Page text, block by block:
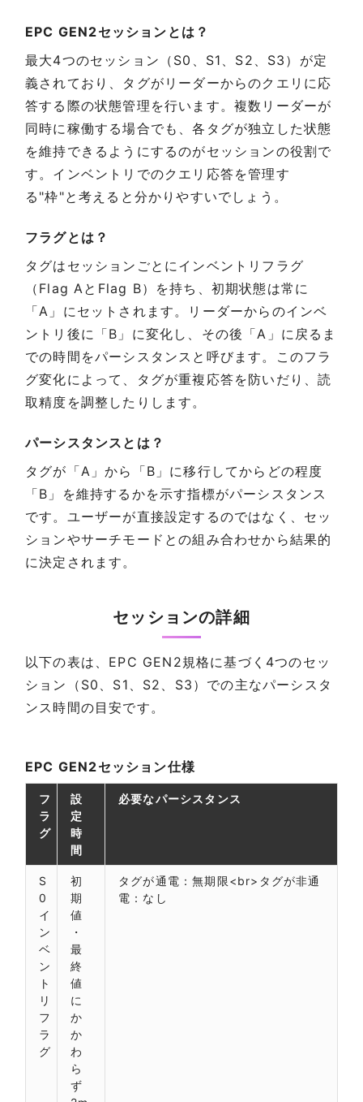
EPC GEN2セッションとは？
最大4つのセッション（S0、S1、S2、S3）が定
義されており、タグがリーダーからのクエリに応
答する際の状態管理を行います。複数リーダーが
同時に稼働する場合でも、各タグが独立した状態
を維持できるようにするのがセッションの役割で
す。インベントリでのクエリ応答を管理す
る"枠"と考えると分かりやすいでしょう。
フラグとは？
タグはセッションごとにインベントリフラグ
（Flag AとFlag B）を持ち、初期状態は常に
「A」にセットされます。リーダーからのインベ
ントリ後に「B」に変化し、その後「A」に戻るま
での時間をパーシスタンスと呼びます。このフラ
グ変化によって、タグが重複応答を防いだり、読
取精度を調整したりします。
パーシスタンスとは？
タグが「A」から「B」に移行してからどの程度
「B」を維持するかを示す指標がパーシスタンス
です。ユーザーが直接設定するのではなく、セッ
ションやサーチモードとの組み合わせから結果的
に決定されます。
セッションの詳細
以下の表は、EPC GEN2規格に基づく4つのセッ
ション（S0、S1、S2、S3）での主なパーシスタ
ンス時間の目安です。
EPC GEN2セッション仕様
フ
ラ
グ
設
定
時
間
必要なパーシスタンス
S
0
イ
ン
ベ
ン
ト
リ
フ
ラ
グ
初
期
値
・
最
終
値
に
か
か
わ
ら
ず
タグが通電：無期限<br>タグが非通
電：なし